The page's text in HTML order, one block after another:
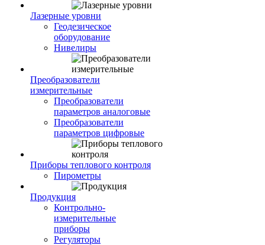
Лазерные уровни
Геодезическое
оборудование
Нивелиры
Преобразователи
измерительные
Преобразователи
параметров аналоговые
Преобразователи
параметров цифровые
Приборы теплового контроля
Пирометры
Продукция
Контрольно-
измерительные
приборы
Регуляторы